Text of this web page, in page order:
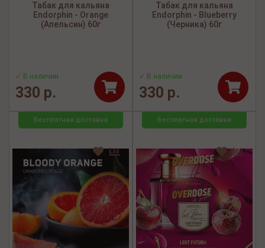
Табак для кальяна
Endorphin - Orange
(Апельсин) 60г
✓ В наличии
330 р.
Табак для кальяна
Endorphin - Blueberry
(Черника) 60г
✓ В наличии
330 р.
Бесплатная доставка Бесплатная доставка